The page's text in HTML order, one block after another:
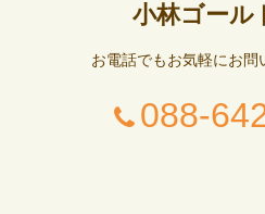
小林ゴール
お電話でもお気軽にお問
088-